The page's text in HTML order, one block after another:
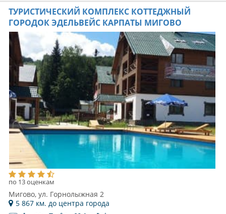
ТУРИСТИЧЕСКИЙ КОМПЛЕКС КОТТЕДЖНЫЙ
ГОРОДОК ЭДЕЛЬВЕЙС КАРПАТЫ МИГОВО
по 13 оценкам
Мигово, ул. Горнолыжная 2
5 867 км. до центра города